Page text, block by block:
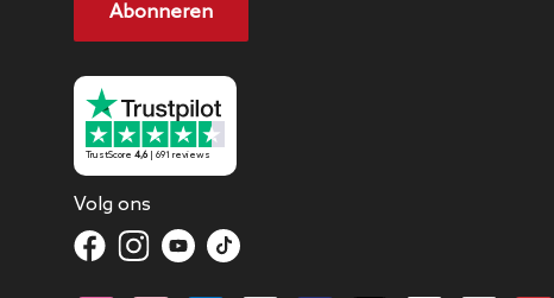
Abonneren
TrustScore 4,6| 691 reviews
Volg ons